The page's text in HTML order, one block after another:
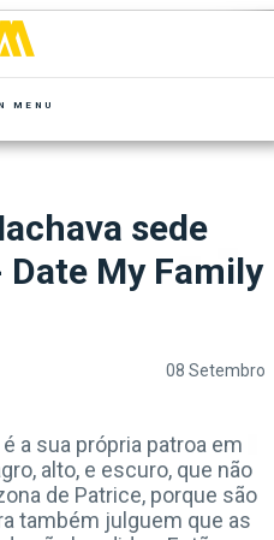
MENU
sede
Date My Family
08 Setembro
a sua própria patroa em
alto, e escuro, que não
de Patrice, porque são
também julguem que as